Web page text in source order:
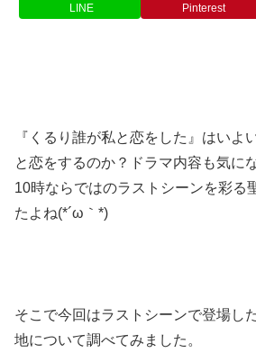
LINE Pinterest
『くるり誰が私と恋をした』はいよ
と恋をするのか？ドラマ内容も気に
10時ならではのラストシーンを彩る
たよね(*´ω｀*)
そこで今回はラストシーンで登場し
地について調べてみました。